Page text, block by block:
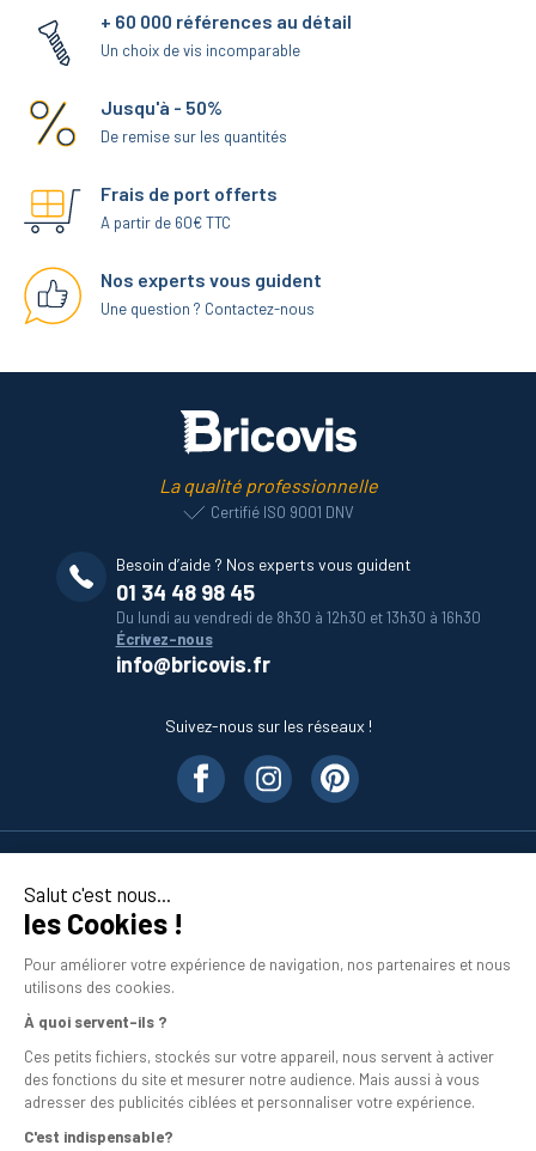
Salut c'est nous...
les Cookies !
Pour améliorer votre expérience de navigation, nos partenaires et nous
utilisons des cookies.
À quoi servent-ils ?
Ces petits fichiers, stockés sur votre appareil, nous servent à activer
des fonctions du site et mesurer notre audience. Mais aussi à vous
adresser des publicités ciblées et personnaliser votre expérience.
C'est indispensable?
+ 60 000 références au détail
Un choix de vis incomparable
Jusqu'à - 50%
De remise sur les quantités
Frais de port offerts
A partir de 60€ TTC
Nos experts vous guident
Une question ? Contactez-nous
La qualité professionnelle
Certifié ISO 9001 DNV
Besoin d’aide ? Nos experts vous guident
01 34 48 98 45
Du lundi au vendredi de 8h30 à 12h30 et 13h30 à 16h30
Écrivez-nous
info@bricovis.fr
Suivez-nous sur les réseaux !
En savoir plus